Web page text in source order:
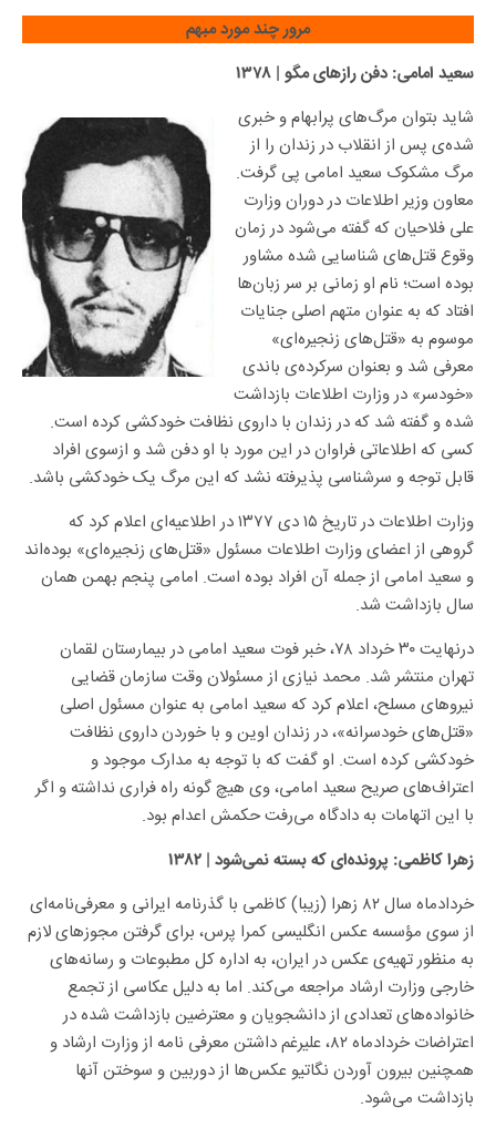
مرور چند مورد مبهم
سعید امامی: دفن رازهای مگو | ۱۳۷۸
شاید بتوان مرگ‌های پرابهام و خبری
شده‌ی پس از انقلاب در زندان را از
مرگ مشکوک سعید امامی پی گرفت.
معاون وزیر اطلاعات در دوران وزارت
علی فلاحیان که گفته می‌شود در زمان
وقوع قتل‌های شناسایی شده مشاور
بوده است؛ نام او زمانی بر سر زبان‌ها
افتاد که به عنوان متهم اصلی جنایات
موسوم به «قتل‌های زنجیره‌ای»
معرفی شد و بعنوان سرکرده‌ی باندی
«خودسر» در وزارت اطلاعات بازداشت
شده و گفته شد که در زندان با داروی نظافت خودکشی کرده است.
کسی که اطلاعاتی فراوان در این مورد با او دفن شد و ازسوی افراد
قابل توجه و سرشناسی پذیرفته نشد که این مرگ یک خودکشی باشد.
وزارت اطلاعات در تاریخ ۱۵ دی ۱۳۷۷ در اطلاعیه‌ای اعلام کرد که
گروهی از اعضای وزارت اطلاعات مسئول «قتل‌های زنجیره‌ای» بوده‌اند
و سعید امامی از جمله آن افراد بوده است. امامی پنجم بهمن همان
سال بازداشت شد.
درنهایت ۳۰ خرداد ۷۸، خبر فوت سعید امامی در بیمارستان لقمان
تهران منتشر شد. محمد نیازی از مسئولان وقت سازمان قضایی
نیروهای مسلح، اعلام کرد که سعید امامی به عنوان مسئول اصلی
«قتل‌های خودسرانه»، در زندان اوین و با خوردن داروی نظافت
خودکشی کرده‌ است. او گفت که با توجه به مدارک موجود و
اعتراف‌های صریح سعید امامی، وی هیچ گونه راه فراری نداشته و اگر
با این اتهامات به دادگاه می‌رفت حکمش اعدام بود.
زهرا کاظمی: پرونده‌ای که بسته نمی‌شود | ۱۳۸۲
خردادماه سال ۸۲ زهرا (زیبا) کاظمی با گذرنامه ایرانی و معرفی‌نامه‌ای
از سوی مؤسسه عکس انگلیسی کمرا پرس، برای گرفتن مجوزهای لازم
به منظور تهیه‌ی عکس در ایران، به اداره کل مطبوعات و رسانه‌های
خارجی وزارت ارشاد مراجعه می‌کند. اما به دلیل عکاسی از تجمع
خانواده‌های تعدادی از دانشجویان و معترضین بازداشت شده در
اعتراضات خردادماه ۸۲، علیرغم داشتن معرفی نامه از وزارت ارشاد و
همچنین بیرون آوردن نگاتیو عکس‌ها از دوربین و سوختن آنها
بازداشت می‌شود.